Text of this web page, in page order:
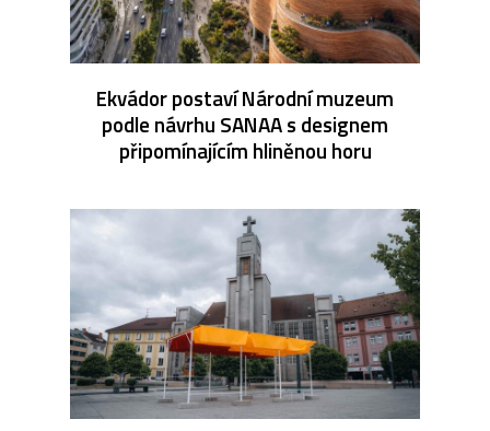
Ekvádor postaví Národní muzeum
podle návrhu SANAA s designem
připomínajícím hliněnou horu